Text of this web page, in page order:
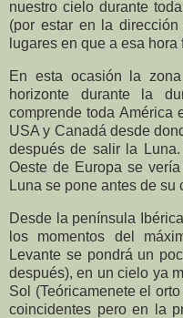
nuestro cielo durante
(por estar en la
lugares en que a esa
En esta ocasión la
horizonte durante la
comprende toda América
USA y Canadá desde
después de salir la
Oeste de Europa se
Luna se pone antes de su
Desde la península
los momentos del
Levante se pondrá un
después), en un cielo ya
Sol (Teóricamenete el
coincidentes pero en la